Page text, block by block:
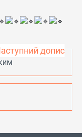
допис